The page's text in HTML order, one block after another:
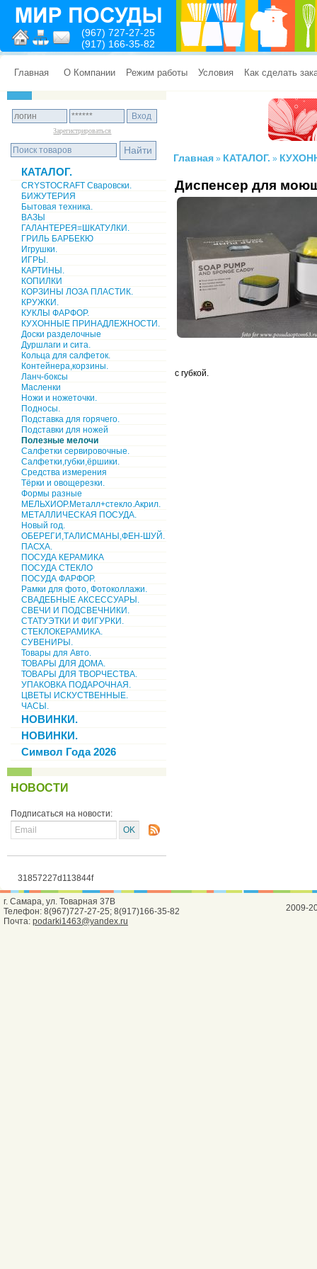
(967) 727-27-25
(917) 166-35-82
Главная О Компании Режим работы Условия Как сделать
Зарегистрироваться
КАТАЛОГ.
CRYSTOCRAFT Сваровски.
БИЖУТЕРИЯ
Бытовая техника.
ВАЗЫ
ГАЛАНТЕРЕЯ=ШКАТУЛКИ.
ГРИЛЬ БАРБЕКЮ
Игрушки.
ИГРЫ.
КАРТИНЫ.
КОПИЛКИ
КОРЗИНЫ ЛОЗА ПЛАСТИК.
КРУЖКИ.
КУКЛЫ ФАРФОР.
КУХОННЫЕ ПРИНАДЛЕЖНОСТИ.
Доски разделочные
Дуршлаги и сита.
Кольца для салфеток.
Контейнера,корзины.
Ланч-боксы
Масленки
Ножи и ножеточки.
Подносы.
Подставка для горячего.
Подставки для ножей
Полезные мелочи
Салфетки сервировочные.
Салфетки,губки,ёршики.
Средства измерения
Тёрки и овощерезки.
Формы разные
МЕЛЬХИОР.Металл+стекло.Акрил.
МЕТАЛЛИЧЕСКАЯ ПОСУДА.
Новый год.
ОБЕРЕГИ,ТАЛИСМАНЫ,ФЕН-ШУЙ.
ПАСХА.
ПОСУДА КЕРАМИКА
ПОСУДА СТЕКЛО
ПОСУДА ФАРФОР.
Рамки для фото, Фотоколлажи.
СВАДЕБНЫЕ АКСЕССУАРЫ.
СВЕЧИ И ПОДСВЕЧНИКИ.
СТАТУЭТКИ И ФИГУРКИ.
СТЕКЛОКЕРАМИКА.
СУВЕНИРЫ.
Товары для Авто.
ТОВАРЫ ДЛЯ ДОМА.
ТОВАРЫ ДЛЯ ТВОРЧЕСТВА.
УПАКОВКА ПОДАРОЧНАЯ.
ЦВЕТЫ ИСКУСТВЕННЫЕ.
ЧАСЫ.
НОВИНКИ.
НОВИНКИ.
Символ Года 2026
НОВОСТИ
Подписаться на новости:
31857227d113844f
Главная » КАТАЛОГ. »
Диспенсер для
с губкой.
г. Самара, ул. Товарная 37В
Телефон: 8(967)727-27-25; 8(917)166-35-82
Почта: podarki1463@yandex.ru
2009-